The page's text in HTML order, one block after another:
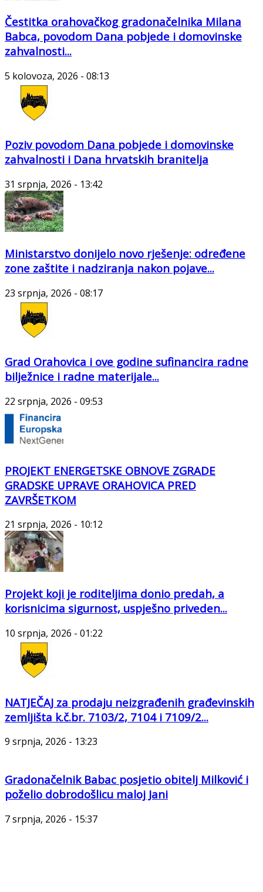
Čestitka orahovačkog gradonačelnika Milana
Babca, povodom Dana pobjede i domovinske
zahvalnosti...
5 kolovoza, 2026 - 08:13
Poziv povodom Dana pobjede i domovinske
zahvalnosti i Dana hrvatskih branitelja
31 srpnja, 2026 - 13:42
Ministarstvo donijelo novo rješenje: određene
zone zaštite i nadziranja nakon pojave...
23 srpnja, 2026 - 08:17
Grad Orahovica i ove godine sufinancira radne
bilježnice i radne materijale...
22 srpnja, 2026 - 09:53
PROJEKT ENERGETSKE OBNOVE ZGRADE
GRADSKE UPRAVE ORAHOVICA PRED
ZAVRŠETKOM
21 srpnja, 2026 - 10:12
Projekt koji je roditeljima donio predah, a
korisnicima sigurnost, uspješno priveden...
10 srpnja, 2026 - 01:22
NATJEČAJ za prodaju neizgrađenih građevinskih
zemljišta k.č.br. 7103/2, 7104 i 7109/2...
9 srpnja, 2026 - 13:23
Gradonačelnik Babac posjetio obitelj Milković i
poželio dobrodošlicu maloj Jani
7 srpnja, 2026 - 15:37